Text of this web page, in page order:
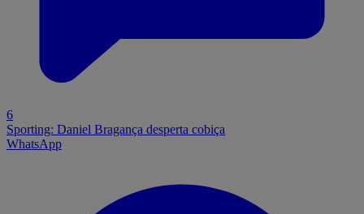
6
Sporting: Daniel Bragança desperta cobiça
WhatsApp